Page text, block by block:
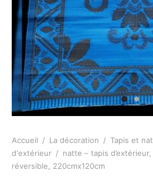
Accueil / La décoration / Tapis et
d'extérieur / natte – tapis
réversible, 220cmx120cm